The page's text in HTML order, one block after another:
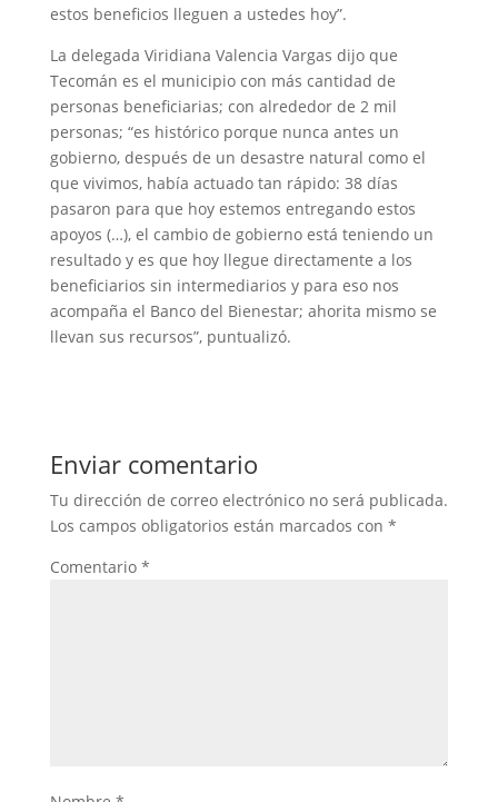
estos beneficios lleguen a ustedes hoy”.
La delegada Viridiana Valencia Vargas dijo que
Tecomán es el municipio con más cantidad de
personas beneficiarias; con alrededor de 2 mil
personas; “es histórico porque nunca antes un
gobierno, después de un desastre natural como el
que vivimos, había actuado tan rápido: 38 días
pasaron para que hoy estemos entregando estos
apoyos (…), el cambio de gobierno está teniendo un
resultado y es que hoy llegue directamente a los
beneficiarios sin intermediarios y para eso nos
acompaña el Banco del Bienestar; ahorita mismo se
llevan sus recursos”, puntualizó.
Enviar comentario
Tu dirección de correo electrónico no será publicada.
Los campos obligatorios están marcados con *
Comentario *